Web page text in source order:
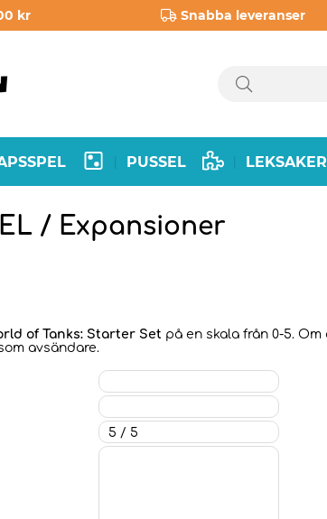
kr Snabba leveranser
PUSSEL LEKSAKER
/ Expansioner
of Tanks: Starter Set på en skala från 0-5.
avsändare.